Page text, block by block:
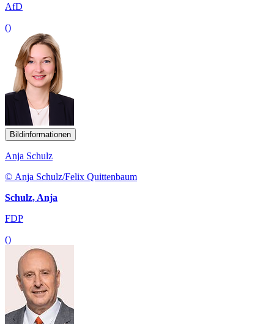
AfD
()
Bildinformationen
Anja Schulz
© Anja Schulz/Felix Quittenbaum
Schulz, Anja
FDP
()